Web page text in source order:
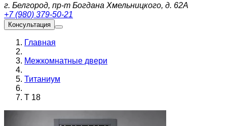
г. Белгород, пр-т Богдана Хмельницкого, д. 62А
+7 (980) 379-50-21
Консультация
Главная
Межкомнатные двери
Титаниум
T 18